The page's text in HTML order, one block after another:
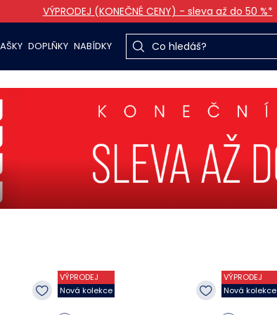
VÝPRODEJ (KONEČNÉ CENY) - sleva až do 50 %*
DOPLŇKY NABÍDKY
VÝPRODEJ
Nová kolekce
VÝPRODEJ
Nová kolekce